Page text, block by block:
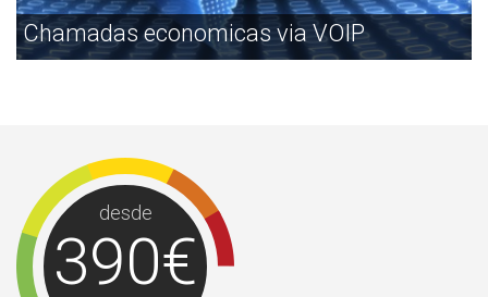
Chamadas economicas via VOIP
desde
390€